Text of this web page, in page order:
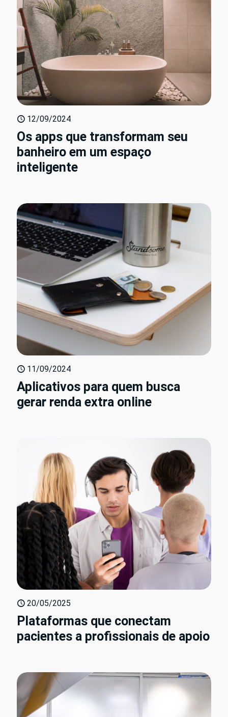
12/09/2024
Os apps que transformam seu
banheiro em um espaço
inteligente
11/09/2024
Aplicativos para quem busca
gerar renda extra online
20/05/2025
Plataformas que conectam
pacientes a profissionais de apoio